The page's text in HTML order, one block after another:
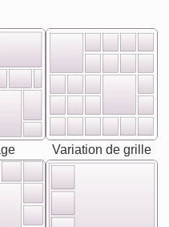
Variation de grille